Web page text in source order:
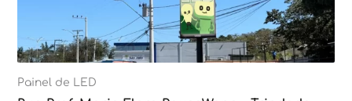
Painel de LED